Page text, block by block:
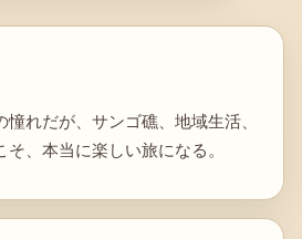
れだが、サンゴ礁、地域生活、
、本当に楽しい旅になる。